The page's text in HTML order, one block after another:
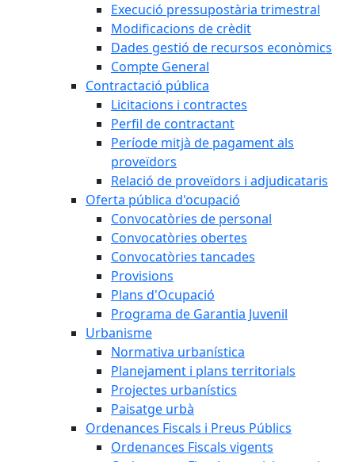
Execució pressupostària trimestral
Modificacions de crèdit
Dades gestió de recursos econòmics
Compte General
Contractació pública
Licitacions i contractes
Perfil de contractant
Període mitjà de pagament als
proveïdors
Relació de proveïdors i adjudicataris
Oferta pública d'ocupació
Convocatòries de personal
Convocatòries obertes
Convocatòries tancades
Provisions
Plans d'Ocupació
Programa de Garantia Juvenil
Urbanisme
Normativa urbanística
Planejament i plans territorials
Projectes urbanístics
Paisatge urbà
Ordenances Fiscals i Preus Públics
Ordenances Fiscals vigents